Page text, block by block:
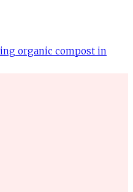
organic compost in